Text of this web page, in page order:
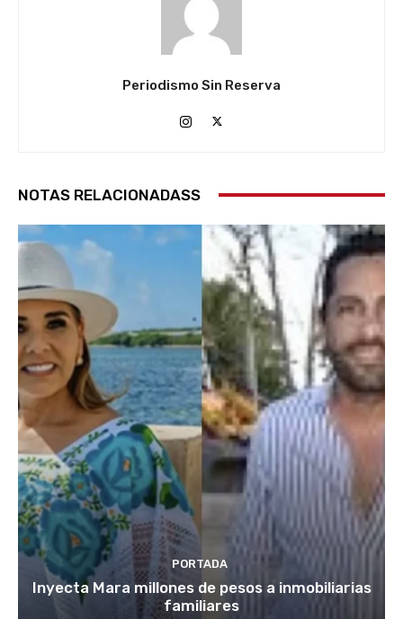
Periodismo Sin Reserva
NOTAS RELACIONADASS
PORTADA
Inyecta Mara millones de pesos a inmobiliarias
familiares